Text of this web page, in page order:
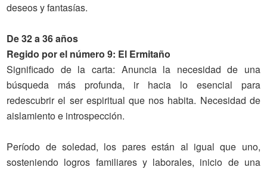
deseos y fantasías.
De 32 a 36 años
Regido por el número 9: El Ermitaño
Significado de la carta: Anuncia la necesidad de una
búsqueda más profunda, ir hacia lo esencial para
redescubrir el ser espiritual que nos habita. Necesidad de
aislamiento e introspección.
Período de soledad, los pares están al igual que uno,
sosteniendo logros familiares y laborales, inicio de una